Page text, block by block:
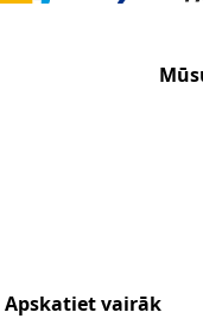
Apskatiet vairāk